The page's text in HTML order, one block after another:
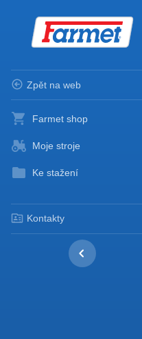
Zpět na web
Farmet shop
Moje stroje
Ke stažení
Kontakty